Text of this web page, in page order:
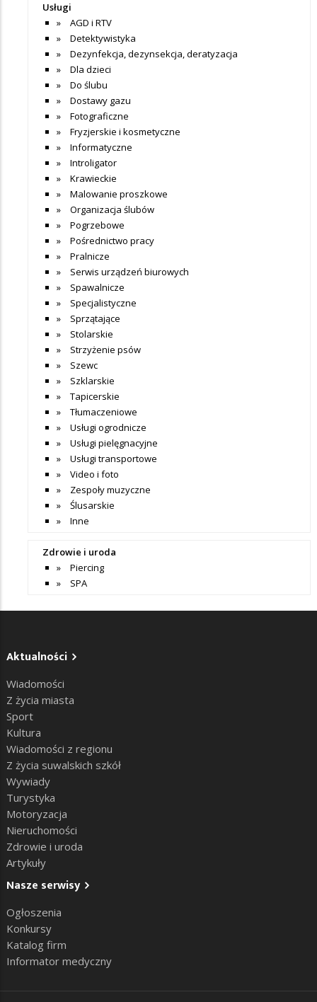
Usługi
AGD i RTV
Detektywistyka
Dezynfekcja, dezynsekcja, deratyzacja
Dla dzieci
Do ślubu
Dostawy gazu
Fotograficzne
Fryzjerskie i kosmetyczne
Informatyczne
Introligator
Krawieckie
Malowanie proszkowe
Organizacja ślubów
Pogrzebowe
Pośrednictwo pracy
Pralnicze
Serwis urządzeń biurowych
Spawalnicze
Specjalistyczne
Sprzątające
Stolarskie
Strzyżenie psów
Szewc
Szklarskie
Tapicerskie
Tłumaczeniowe
Usługi ogrodnicze
Usługi pielęgnacyjne
Usługi transportowe
Video i foto
Zespoły muzyczne
Ślusarskie
Inne
Zdrowie i uroda
Piercing
SPA
Aktualności
Wiadomości
Z życia miasta
Sport
Kultura
Wiadomości z regionu
Z życia suwalskich szkół
Wywiady
Turystyka
Motoryzacja
Nieruchomości
Zdrowie i uroda
Artykuły
Nasze serwisy
Ogłoszenia
Konkursy
Katalog firm
Informator medyczny